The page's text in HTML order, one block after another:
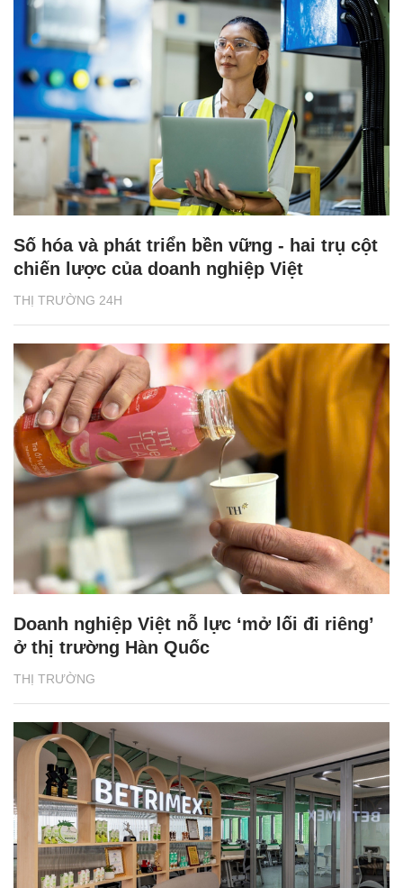
THỊ TRƯỜNG 24H
Số hóa và phát triển bền vững - hai trụ cột
chiến lược của doanh nghiệp Việt
THỊ TRƯỜNG
Doanh nghiệp Việt nỗ lực ‘mở lối đi riêng’
ở thị trường Hàn Quốc